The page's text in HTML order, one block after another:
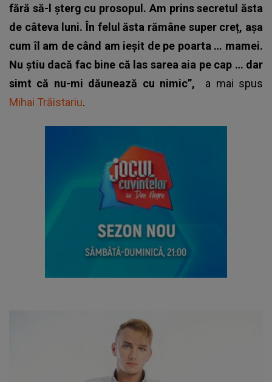
fără să-l șterg cu prosopul. Am prins secretul ăsta
de câteva luni. În felul ăsta rămâne super creț, așa
cum îl am de când am ieșit de pe poarta … mamei.
Nu știu dacă fac bine că las sarea aia pe cap … dar
simt că nu-mi dăunează cu nimic”,
a mai spus
Mihai Trăistariu.